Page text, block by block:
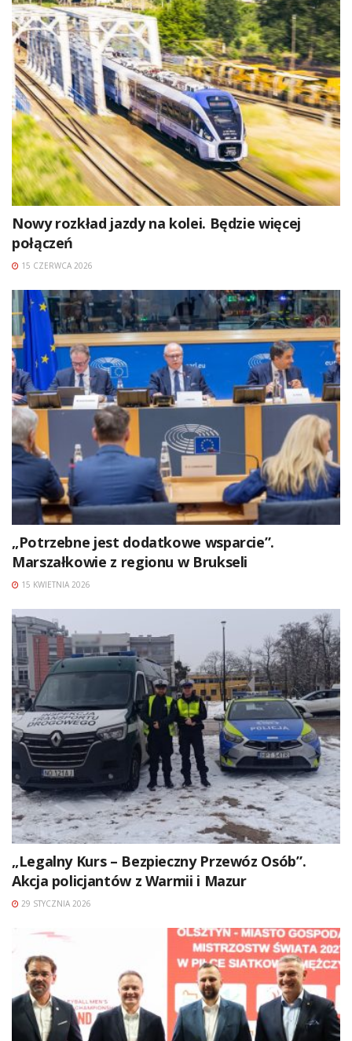
Nowy rozkład jazdy na kolei. Będzie więcej
połączeń
15 CZERWCA 2026
„Potrzebne jest dodatkowe wsparcie”.
Marszałkowie z regionu w Brukseli
15 KWIETNIA 2026
„Legalny Kurs – Bezpieczny Przewóz Osób”.
Akcja policjantów z Warmii i Mazur
29 STYCZNIA 2026